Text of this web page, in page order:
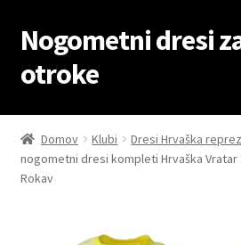
Skip
to
navigation
Skip
to
content
Nogometni dresi
otroke
Domov
Blog
Domov Klubi Dresi Hrvaška
nogometni dresi kompleti Hrvaška Vratar
Rokav